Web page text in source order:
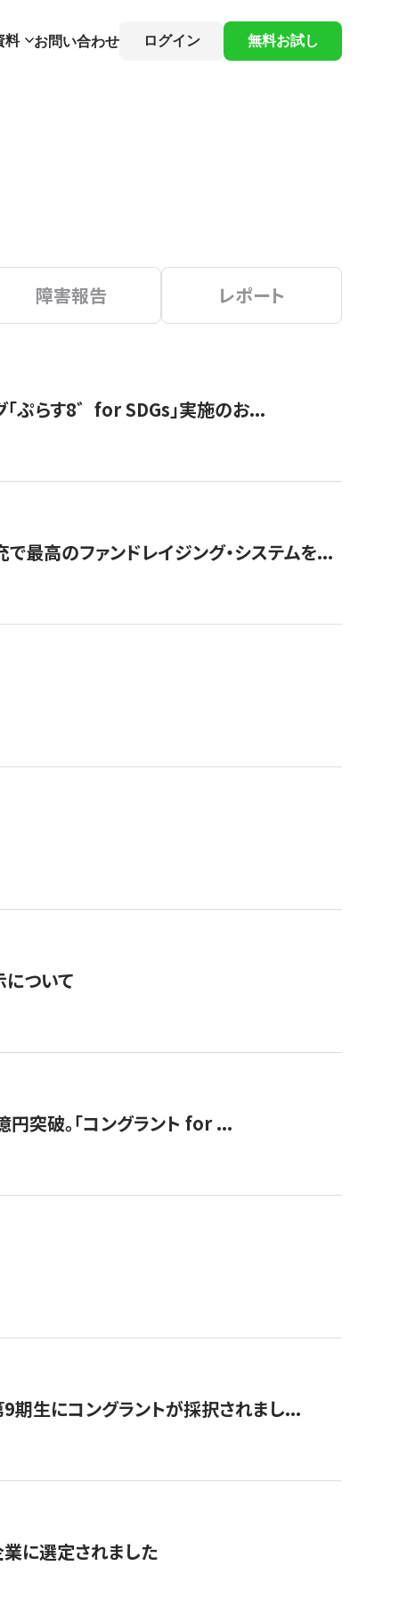
料 お問い合わせ ログイン 無料お試し
障害報告 レポート
ぷらす8゛for SDGs」実施のお...
最高のファンドレイジング・システムを...
ついて
突破。「コングラント for ...
9期生にコングラントが採択されまし...
に選定されました